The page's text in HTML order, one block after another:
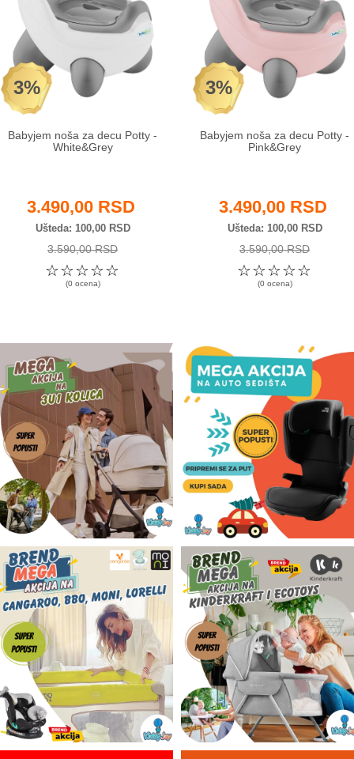
3%
Babyjem noša za decu Potty -
White&Grey
3.490,00 RSD
Ušteda 100,00 RSD
3.590,00 RSD
☆
☆
☆
☆
☆
(0 ocena)
3%
Babyjem noša za decu Potty -
Pink&Grey
3.490,00 RSD
Ušteda 100,00 RSD
3.590,00 RSD
☆
☆
☆
☆
☆
(0 ocena)